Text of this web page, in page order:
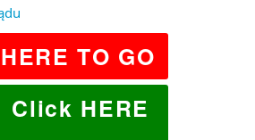
TO GO
HERE